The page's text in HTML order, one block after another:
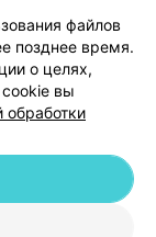
Республика Беларусь,
файлов
позднее время.
о целях,
cookie вы
обработки